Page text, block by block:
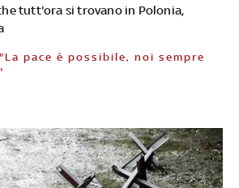
tutt'ora si trovano in Polonia,